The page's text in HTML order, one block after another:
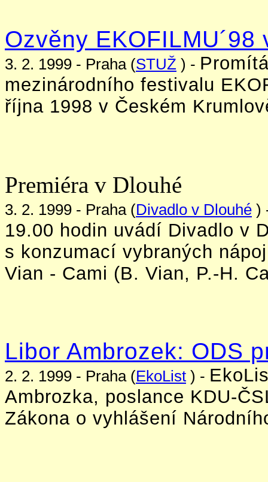
Ozvěny EKOFILMU´98
3. 2. 1999 - Praha (STUŽ ) -
mezinárodního festivalu
října 1998 v Českém
Premiéra v Dlouhé
3. 2. 1999 - Praha (Divadlo v Dlouhé )
19.00 hodin uvádí Divadlo v
s konzumací vybraných
Vian - Cami (B. Vian, P.-H.
Libor Ambrozek: ODS
2. 2. 1999 - Praha (EkoList ) -
Ambrozka, poslance KDU-
Zákona o vyhlášení